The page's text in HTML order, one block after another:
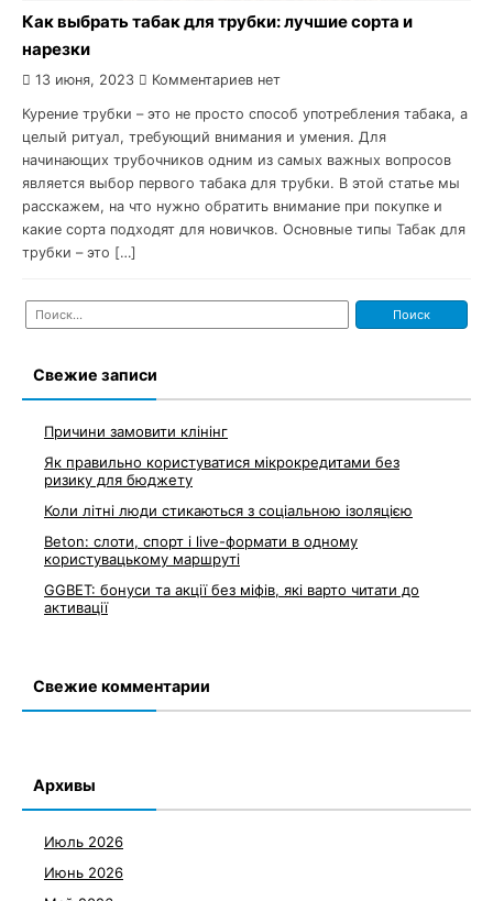
Как выбрать табак для трубки: лучшие сорта и
нарезки
13 июня, 2023 Комментариев нет
Курение трубки – это не просто способ употребления табака, а
целый ритуал, требующий внимания и умения. Для
начинающих трубочников одним из самых важных вопросов
является выбор первого табака для трубки. В этой статье мы
расскажем, на что нужно обратить внимание при покупке и
какие сорта подходят для новичков. Основные типы Табак для
трубки – это […]
Найти:
Свежие записи
Причини замовити клінінг
Як правильно користуватися мікрокредитами без
ризику для бюджету
Коли літні люди стикаються з соціальною ізоляцією
Beton: слоти, спорт і live-формати в одному
користувацькому маршруті
GGBET: бонуси та акції без міфів, які варто читати до
активації
Свежие комментарии
Архивы
Июль 2026
Июнь 2026